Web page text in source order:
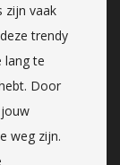
zijn vaak
trendy
lang te
Door
weg zijn.